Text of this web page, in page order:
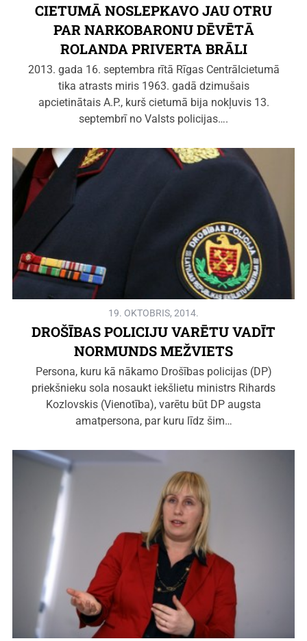
CIETUMĀ NOSLEPKAVO JAU OTRU
PAR NARKOBARONU DĒVĒTĀ
ROLANDA PRIVERTA BRĀLI
2013. gada 16. septembra rītā Rīgas Centrālcietumā
tika atrasts miris 1963. gadā dzimušais
apcietinātais A.P., kurš cietumā bija nokļuvis 13.
septembrī no Valsts policijas….
19. OKTOBRIS, 2014.
DROŠĪBAS POLICIJU VARĒTU VADĪT
NORMUNDS MEŽVIETS
Persona, kuru kā nākamo Drošības policijas (DP)
priekšnieku sola nosaukt iekšlietu ministrs Rihards
Kozlovskis (Vienotība), varētu būt DP augsta
amatpersona, par kuru līdz šim…